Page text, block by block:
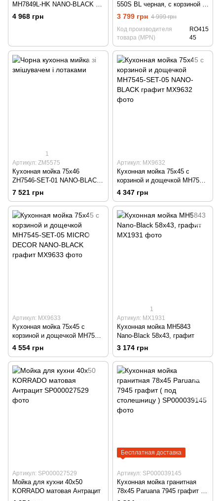
MH7849L-HK NANO-BLACK с
глубоким крылом и
подставкой под ножи, Графит
4 968 грн
550S BL черная, с корзиной и
дозатором
3 799 грн 4 999 грн
Код производителя
товара (MPN)
RO415
45
1
Артикул: ZM5575
Кухонная мойка 75х46
ZH7546-SET-01 NANO-BLACK
со смесителем и лотками
7 521 грн
Артикул: MX9632
Кухонная мойка 75х45 с
корзиной и дощечкой MH7545-
SET-05 NANO-BLACK графит
4 347 грн
Артикул: MX9633
Кухонная мойка 75х45 с
корзиной и дощечкой MH7545-
SET-05 MICRO DECOR NANO-
BLACK графит
4 554 грн
1
Артикул: MX1931
Кухонная мойка MH5843
Nano-Black 58х43, графит
3 174 грн
Артикул: SP000027529
Мойка для кухни 40х50
KORRADO матовая Антрацит
Бесплатная доставка
Артикул: SP000039145
Кухонная мойка гранитная
78х45 Paruana 7945 графит (